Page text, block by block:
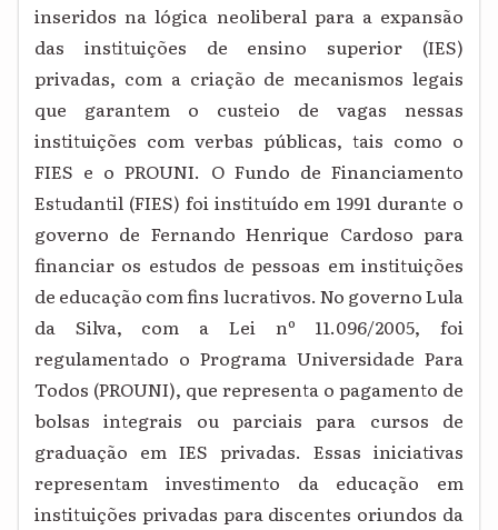
inseridos na lógica neoliberal para a expansão
das instituições de ensino superior (IES)
privadas, com a criação de mecanismos legais
que garantem o custeio de vagas nessas
instituições com verbas públicas, tais como o
FIES e o PROUNI. O Fundo de Financiamento
Estudantil (FIES) foi instituído em 1991 durante o
governo de Fernando Henrique Cardoso para
financiar os estudos de pessoas em instituições
de educação com fins lucrativos. No governo Lula
da Silva, com a Lei nº 11.096/2005, foi
regulamentado o Programa Universidade Para
Todos (PROUNI), que representa o pagamento de
bolsas integrais ou parciais para cursos de
graduação em IES privadas. Essas iniciativas
representam investimento da educação em
instituições privadas para discentes oriundos da